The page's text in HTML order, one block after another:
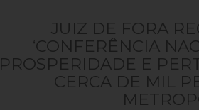
JUIZ DE FORA
‘CONFERÊNCIA
PROSPERIDADE E
CERCA DE MIL